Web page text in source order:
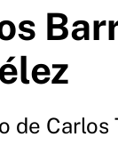
de Carlos